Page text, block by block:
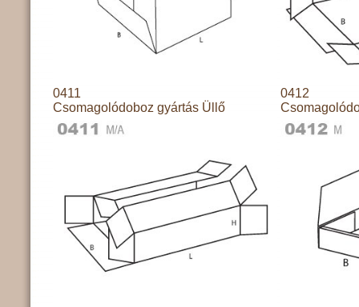
0411
Csomagolódoboz gyártás Üllő
0412